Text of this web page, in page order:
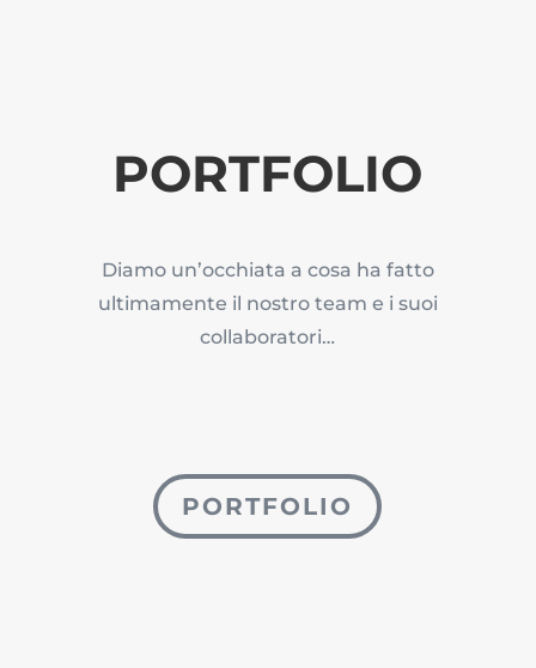
PORTFOLIO
Diamo un’occhiata a cosa ha fatto
ultimamente il nostro team e i suoi
collaboratori…
PORTFOLIO